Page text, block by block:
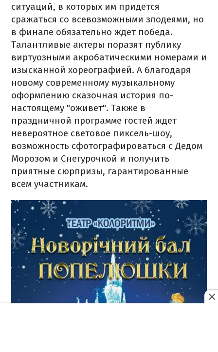
ситуаций, в которых им придется
сражаться со всевозможными злодеями, но
в финале обязательно ждет победа.
Талантливые актеры поразят публику
виртуозными акробатическими номерами и
изысканной хореографией. А благодаря
новому современному музыкальному
оформлению сказочная история по-
настоящему "оживет". Также в
праздничной программе гостей ждет
невероятное световое пиксель-шоу,
возможность сфотографироваться с Дедом
Морозом и Снегурочкой и получить
приятные сюрпризы, гарантированные
всем участникам.